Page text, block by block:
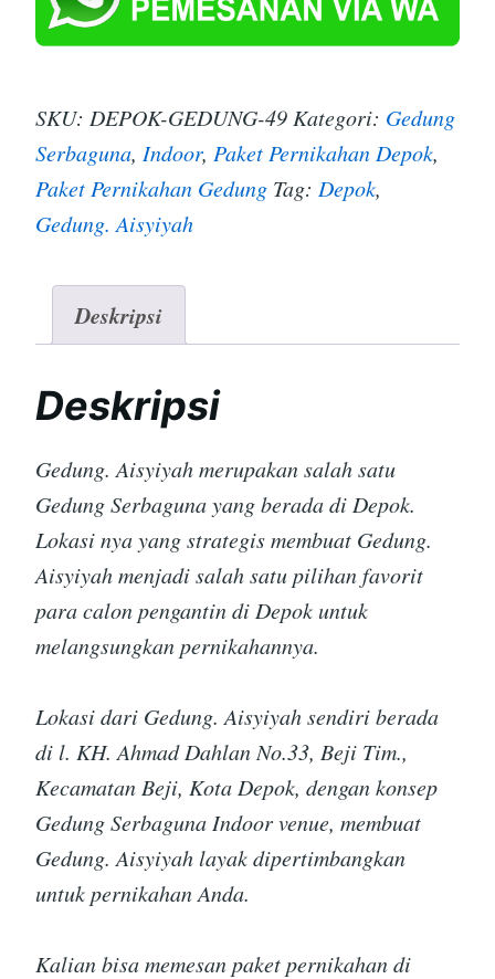
SKU: DEPOK-GEDUNG-49Kategori: Gedung
Serbaguna, Indoor, Paket Pernikahan Depok,
Paket Pernikahan Gedung Tag: Depok,
Gedung. Aisyiyah
Deskripsi
Deskripsi
Gedung. Aisyiyah merupakan salah satu
Gedung Serbaguna yang berada di Depok.
Lokasi nya yang strategis membuat Gedung.
Aisyiyah menjadi salah satu pilihan favorit
para calon pengantin di Depok untuk
melangsungkan pernikahannya.
Lokasi dari Gedung. Aisyiyah sendiri berada
di l. KH. Ahmad Dahlan No.33, Beji Tim.,
Kecamatan Beji, Kota Depok, dengan konsep
Gedung Serbaguna Indoor venue, membuat
Gedung. Aisyiyah layak dipertimbangkan
untuk pernikahan Anda.
Kalian bisa memesan paket pernikahan di